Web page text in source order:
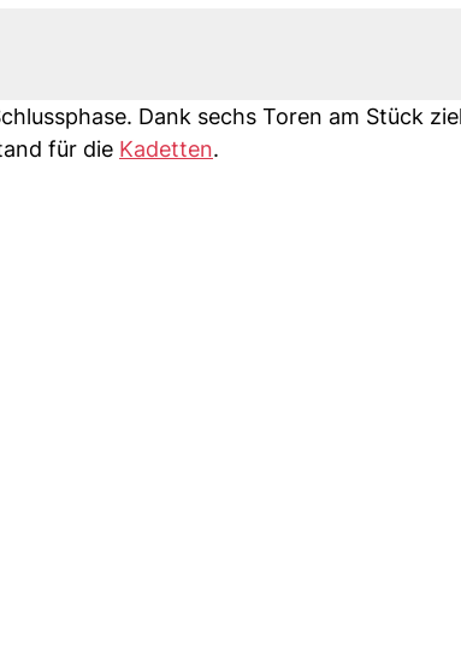
Dank sechs Toren am Stück
für die Kadetten.